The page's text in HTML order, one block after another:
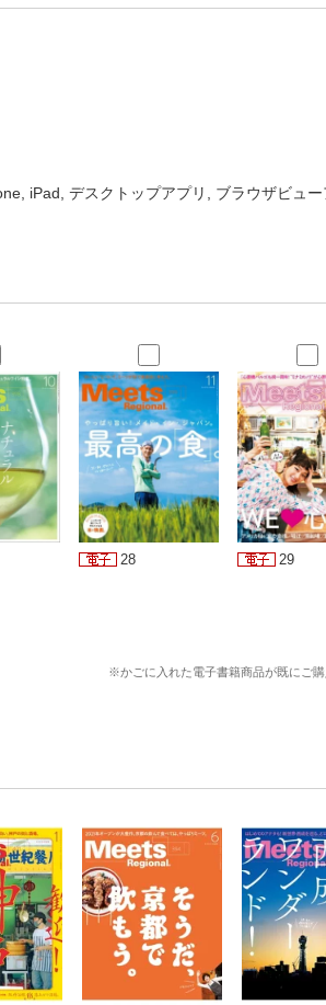
iPad, デスクトップアプリ, ブラウザビュー
28 29
※かごに入れた電子書籍商品が既にご